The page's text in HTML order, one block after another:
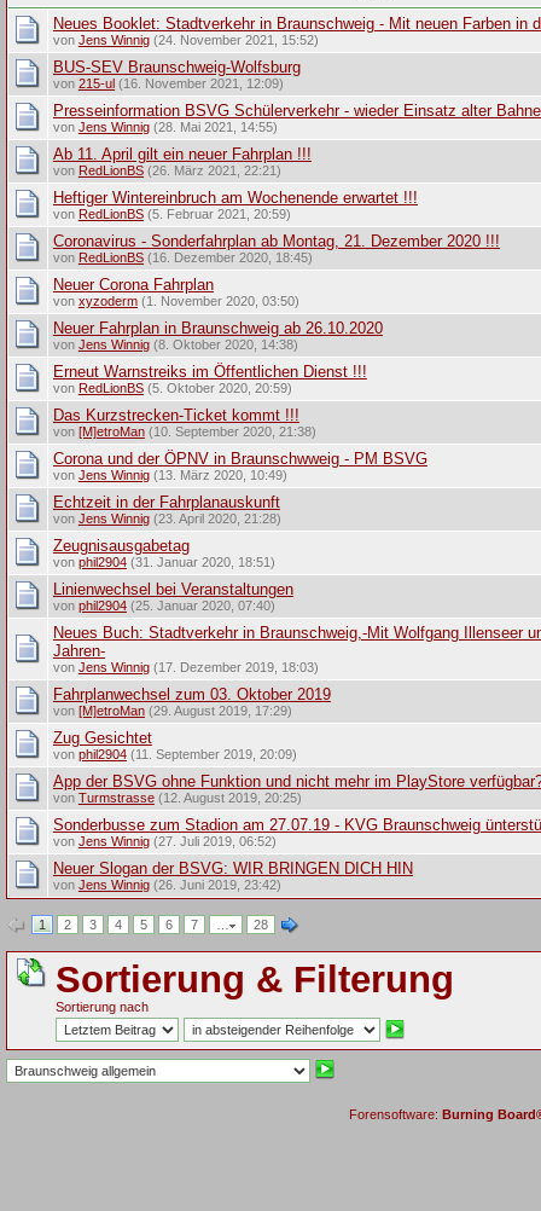
Neues Booklet: Stadtverkehr in Braunschweig - Mit neuen Farben in
von Jens Winnig(24. November 2021, 15:52)
BUS-SEV Braunschweig-Wolfsburg
von 215-ul (16. November 2021, 12:09)
Presseinformation BSVG Schülerverkehr - wieder Einsatz alter
von Jens Winnig(28. Mai 2021, 14:55)
Ab 11. April gilt ein neuer Fahrplan !!!
von RedLionBS(26. März 2021, 22:21)
Heftiger Wintereinbruch am Wochenende erwartet !!!
von RedLionBS(5. Februar 2021, 20:59)
Coronavirus - Sonderfahrplan ab Montag, 21. Dezember 2020 !!!
von RedLionBS(16. Dezember 2020, 18:45)
Neuer Corona Fahrplan
von xyzoderm(1. November 2020, 03:50)
Neuer Fahrplan in Braunschweig ab 26.10.2020
von Jens Winnig(8. Oktober 2020, 14:38)
Erneut Warnstreiks im Öffentlichen Dienst !!!
von RedLionBS(5. Oktober 2020, 20:59)
Das Kurzstrecken-Ticket kommt !!!
von [M]etroMan(10. September 2020, 21:38)
Corona und der ÖPNV in Braunschwweig - PM BSVG
von Jens Winnig(13. März 2020, 10:49)
Echtzeit in der Fahrplanauskunft
von Jens Winnig(23. April 2020, 21:28)
Zeugnisausgabetag
von phil2904(31. Januar 2020, 18:51)
Linienwechsel bei Veranstaltungen
von phil2904(25. Januar 2020, 07:40)
Neues Buch: Stadtverkehr in Braunschweig,-Mit Wolfgang Illenseer
Jahren-
von Jens Winnig(17. Dezember 2019, 18:03)
Fahrplanwechsel zum 03. Oktober 2019
von [M]etroMan(29. August 2019, 17:29)
Zug Gesichtet
von phil2904(11. September 2019, 20:09)
App der BSVG ohne Funktion und nicht mehr im PlayStore
von Turmstrasse(12. August 2019, 20:25)
Sonderbusse zum Stadion am 27.07.19 - KVG Braunschweig
von Jens Winnig(27. Juli 2019, 06:52)
Neuer Slogan der BSVG: WIR BRINGEN DICH HIN
von Jens Winnig(26. Juni 2019, 23:42)
1 2 3 4 5 6 7 28
Sortierung & Filterung
Sortierung nach
Forensoftware: Burning